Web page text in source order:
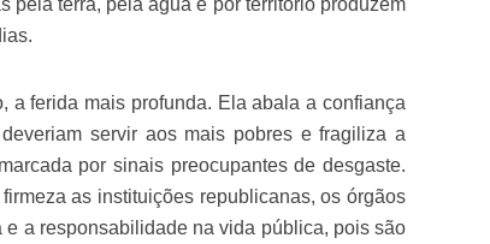
pela terra, pela água e por território produzem
a ferida mais profunda. Ela abala a confiança
servir aos mais pobres e fragiliza a
por sinais preocupantes de desgaste.
as instituições republicanas, os órgãos
a responsabilidade na vida pública, pois são